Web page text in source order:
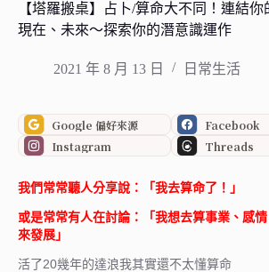
【塔羅搬桌】占卜/算命大不同！連結你
現在、未來～探索你的潛意識運作
2021 年 8 月 13 日 日常生活
Google 偏好來源
Facebook
Instagram
Threads
我們常常聽人分享說：「我去算命了！」
或是常常有人在討論：「我想去算事業、感
來發展」
活了20幾年的達浪我其實還不太懂算命